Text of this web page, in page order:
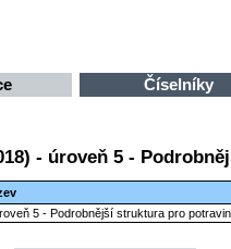
Číselníky
- úroveň 5 -
5 - Podrobnější struktura pro